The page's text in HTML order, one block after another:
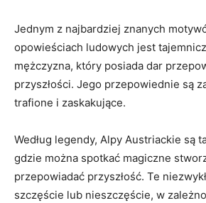
Jednym ⁢z ​najbardziej znanych
opowieściach ludowych jest
mężczyzna, który posiada dar
przyszłości. Jego przepowiednie są
trafione ​i zaskakujące.
Według legendy,‌ Alpy ‍Austriackie są
gdzie ⁤można ‍spotkać magiczne⁤
przepowiadać przyszłość. Te
szczęście ‌lub nieszczęście, w